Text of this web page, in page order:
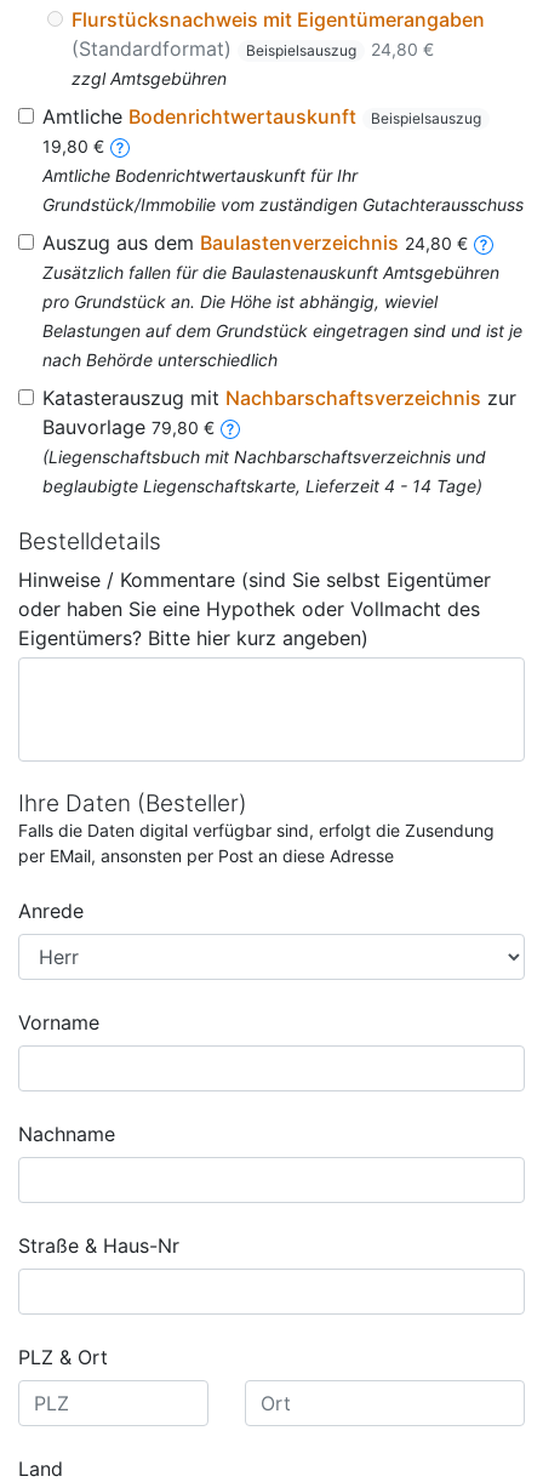
Flurstücksnachweis mit Eigentümerangaben
(Standardformat)
Beispielsauszug
24,80 €
zzgl Amtsgebühren
Amtliche Bodenrichtwertauskunft Beispielsauszug
19,80 €
Amtliche Bodenrichtwertauskunft für Ihr
Grundstück/Immobilie vom zuständigen Gutachterausschuss
Auszug aus dem Baulastenverzeichnis 24,80 €
Zusätzlich fallen für die Baulastenauskunft Amtsgebühren
pro Grundstück an. Die Höhe ist abhängig, wieviel
Belastungen auf dem Grundstück eingetragen sind und ist je
nach Behörde unterschiedlich
Katasterauszug mit Nachbarschaftsverzeichnis zur
Bauvorlage 79,80 €
(Liegenschaftsbuch mit Nachbarschaftsverzeichnis und
beglaubigte Liegenschaftskarte, Lieferzeit 4 - 14 Tage)
Bestelldetails
Hinweise / Kommentare (sind Sie selbst Eigentümer
oder haben Sie eine Hypothek oder Vollmacht des
Eigentümers? Bitte hier kurz angeben)
Ihre Daten (Besteller)
Falls die Daten digital verfügbar sind, erfolgt die Zusendung
per EMail, ansonsten per Post an diese Adresse
Anrede
Vorname
Nachname
Straße & Haus-Nr
PLZ & Ort
Land